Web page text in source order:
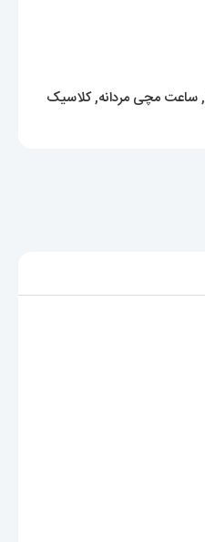
,ساعت مچی مردانه,کلاسیک